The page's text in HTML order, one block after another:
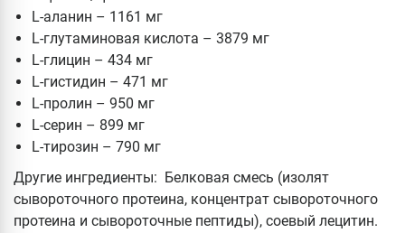
L-аланин – 1161 мг
L-глутаминовая кислота – 3879 мг
L-глицин – 434 мг
L-гистидин – 471 мг
L-пролин – 950 мг
L-серин – 899 мг
L-тирозин – 790 мг
Другие ингредиенты: Белковая смесь (изолят
сывороточного протеина, концентрат сывороточного
протеина и сывороточные пептиды), соевый лецитин.